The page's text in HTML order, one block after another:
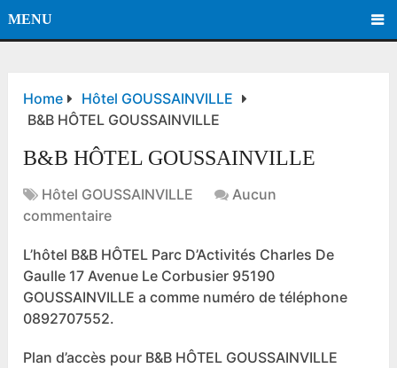
MENU
Home
Hôtel GOUSSAINVILLE
B&B HÔTEL GOUSSAINVILLE
B&B HÔTEL GOUSSAINVILLE
Hôtel GOUSSAINVILLE
Aucun
commentaire
L’hôtel B&B HÔTEL Parc D’Activités Charles De
Gaulle 17 Avenue Le Corbusier 95190
GOUSSAINVILLE a comme numéro de téléphone
0892707552.
Plan d’accès pour B&B HÔTEL GOUSSAINVILLE